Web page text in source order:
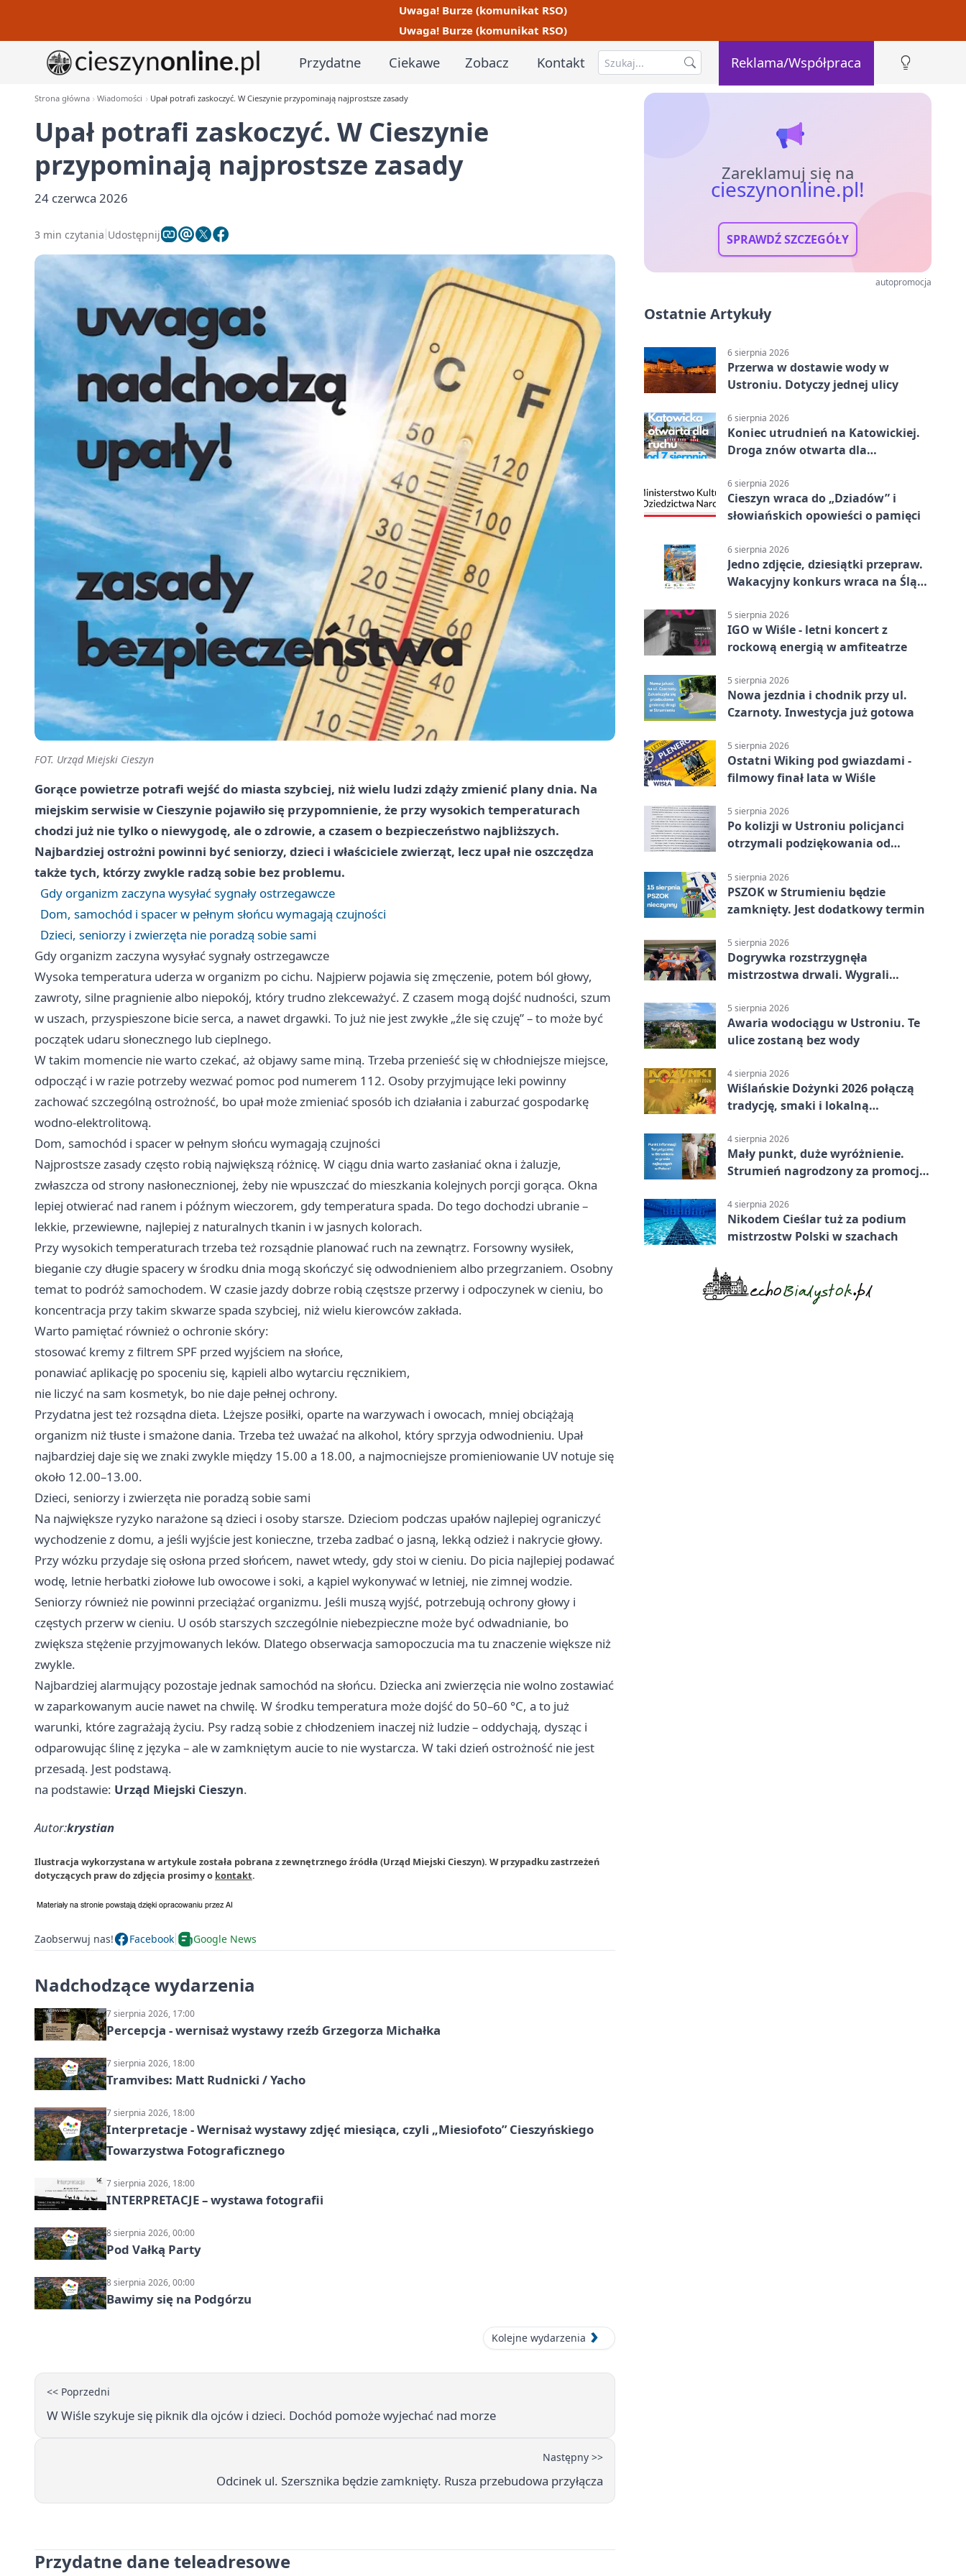
Uwaga! Burze (komunikat RSO)
Uwaga! Burze (komunikat RSO)
Przydatne Ciekawe Zobacz Kontakt Reklama/Współpraca
Strona główna Wiadomości Upał potrafi zaskoczyć. W Cieszynie przypominają najprostsze zasady
Upał potrafi zaskoczyć. W Cieszynie
przypominają najprostsze zasady
24 czerwca 2026
3 min czytania Udostępnij
FOT. Urząd Miejski Cieszyn
Gorące powietrze potrafi wejść do miasta szybciej, niż wielu ludzi zdąży zmienić plany dnia. Na
miejskim serwisie w Cieszynie pojawiło się przypomnienie, że przy wysokich temperaturach
chodzi już nie tylko o niewygodę, ale o zdrowie, a czasem o bezpieczeństwo najbliższych.
Najbardziej ostrożni powinni być seniorzy, dzieci i właściciele zwierząt, lecz upał nie oszczędza
także tych, którzy zwykle radzą sobie bez problemu.
Gdy organizm zaczyna wysyłać sygnały ostrzegawcze
Dom, samochód i spacer w pełnym słońcu wymagają czujności
Dzieci, seniorzy i zwierzęta nie poradzą sobie sami
Gdy organizm zaczyna wysyłać sygnały ostrzegawcze
Wysoka temperatura uderza w organizm po cichu. Najpierw pojawia się zmęczenie, potem ból głowy,
zawroty, silne pragnienie albo niepokój, który trudno zlekceważyć. Z czasem mogą dojść nudności, szum
w uszach, przyspieszone bicie serca, a nawet drgawki. To już nie jest zwykłe „źle się czuję” – to może być
początek udaru słonecznego lub cieplnego.
W takim momencie nie warto czekać, aż objawy same miną. Trzeba przenieść się w chłodniejsze miejsce,
odpocząć i w razie potrzeby wezwać pomoc pod numerem 112. Osoby przyjmujące leki powinny
zachować szczególną ostrożność, bo upał może zmieniać sposób ich działania i zaburzać gospodarkę
wodno-elektrolitową.
Dom, samochód i spacer w pełnym słońcu wymagają czujności
Najprostsze zasady często robią największą różnicę. W ciągu dnia warto zasłaniać okna i żaluzje,
zwłaszcza od strony nasłonecznionej, żeby nie wpuszczać do mieszkania kolejnych porcji gorąca. Okna
lepiej otwierać nad ranem i późnym wieczorem, gdy temperatura spada. Do tego dochodzi ubranie –
lekkie, przewiewne, najlepiej z naturalnych tkanin i w jasnych kolorach.
Przy wysokich temperaturach trzeba też rozsądnie planować ruch na zewnątrz. Forsowny wysiłek,
bieganie czy długie spacery w środku dnia mogą skończyć się odwodnieniem albo przegrzaniem. Osobny
temat to podróż samochodem. W czasie jazdy dobrze robią częstsze przerwy i odpoczynek w cieniu, bo
koncentracja przy takim skwarze spada szybciej, niż wielu kierowców zakłada.
Warto pamiętać również o ochronie skóry:
stosować kremy z filtrem SPF przed wyjściem na słońce,
ponawiać aplikację po spoceniu się, kąpieli albo wytarciu ręcznikiem,
nie liczyć na sam kosmetyk, bo nie daje pełnej ochrony.
Przydatna jest też rozsądna dieta. Lżejsze posiłki, oparte na warzywach i owocach, mniej obciążają
organizm niż tłuste i smażone dania. Trzeba też uważać na alkohol, który sprzyja odwodnieniu. Upał
najbardziej daje się we znaki zwykle między 15.00 a 18.00, a najmocniejsze promieniowanie UV notuje się
około 12.00–13.00.
Dzieci, seniorzy i zwierzęta nie poradzą sobie sami
Na największe ryzyko narażone są dzieci i osoby starsze. Dzieciom podczas upałów najlepiej ograniczyć
wychodzenie z domu, a jeśli wyjście jest konieczne, trzeba zadbać o jasną, lekką odzież i nakrycie głowy.
Przy wózku przydaje się osłona przed słońcem, nawet wtedy, gdy stoi w cieniu. Do picia najlepiej podawać
wodę, letnie herbatki ziołowe lub owocowe i soki, a kąpiel wykonywać w letniej, nie zimnej wodzie.
Seniorzy również nie powinni przeciążać organizmu. Jeśli muszą wyjść, potrzebują ochrony głowy i
częstych przerw w cieniu. U osób starszych szczególnie niebezpieczne może być odwadnianie, bo
zwiększa stężenie przyjmowanych leków. Dlatego obserwacja samopoczucia ma tu znaczenie większe niż
zwykle.
Najbardziej alarmujący pozostaje jednak samochód na słońcu. Dziecka ani zwierzęcia nie wolno zostawiać
w zaparkowanym aucie nawet na chwilę. W środku temperatura może dojść do 50–60 °C, a to już
warunki, które zagrażają życiu. Psy radzą sobie z chłodzeniem inaczej niż ludzie – oddychają, dysząc i
odparowując ślinę z języka – ale w zamkniętym aucie to nie wystarcza. W taki dzień ostrożność nie jest
przesadą. Jest podstawą.
na podstawie: Urząd Miejski Cieszyn.
Autor:krystian
Ilustracja wykorzystana w artykule została pobrana z zewnętrznego źródła (Urząd Miejski Cieszyn). W przypadku zastrzeżeń
dotyczących praw do zdjęcia prosimy o kontakt.
Zaobserwuj nas! Facebook Google News
Nadchodzące wydarzenia
7 sierpnia 2026, 17:00
Percepcja - wernisaż wystawy rzeźb Grzegorza Michałka
7 sierpnia 2026, 18:00
Tramvibes: Matt Rudnicki / Yacho
7 sierpnia 2026, 18:00
Interpretacje - Wernisaż wystawy zdjęć miesiąca, czyli „Miesiofoto” Cieszyńskiego
Towarzystwa Fotograficznego
7 sierpnia 2026, 18:00
INTERPRETACJE – wystawa fotografii
8 sierpnia 2026, 00:00
Pod Vałką Party
8 sierpnia 2026, 00:00
Bawimy się na Podgórzu
Kolejne wydarzenia
<< Poprzedni
W Wiśle szykuje się piknik dla ojców i dzieci. Dochód pomoże wyjechać nad morze
Następny >>
Odcinek ul. Szersznika będzie zamknięty. Rusza przebudowa przyłącza
Przydatne dane teleadresowe
Zareklamuj się na
cieszynonline.pl!
SPRAWDŹ SZCZEGÓŁY
autopromocja
Ostatnie Artykuły
6 sierpnia 2026
Przerwa w dostawie wody w
Ustroniu. Dotyczy jednej ulicy
6 sierpnia 2026
Koniec utrudnień na Katowickiej.
Droga znów otwarta dla
6 sierpnia 2026
Cieszyn wraca do „Dziadów” i
słowiańskich opowieści o pamięci
6 sierpnia 2026
Jedno zdjęcie, dziesiątki przepraw.
Wakacyjny konkurs wraca na Śląsk
5 sierpnia 2026
IGO w Wiśle - letni koncert z
rockową energią w amfiteatrze
5 sierpnia 2026
Nowa jezdnia i chodnik przy ul.
Czarnoty. Inwestycja już gotowa
5 sierpnia 2026
Ostatni Wiking pod gwiazdami -
filmowy finał lata w Wiśle
5 sierpnia 2026
Po kolizji w Ustroniu policjanci
otrzymali podziękowania od
5 sierpnia 2026
PSZOK w Strumieniu będzie
zamknięty. Jest dodatkowy termin
5 sierpnia 2026
Dogrywka rozstrzygnęła
mistrzostwa drwali. Wygrali
5 sierpnia 2026
Awaria wodociągu w Ustroniu. Te
ulice zostaną bez wody
4 sierpnia 2026
Wiślańskie Dożynki 2026 połączą
tradycję, smaki i lokalną
4 sierpnia 2026
Mały punkt, duże wyróżnienie.
Strumień nagrodzony za promocję
4 sierpnia 2026
Nikodem Cieślar tuż za podium
mistrzostw Polski w szachach